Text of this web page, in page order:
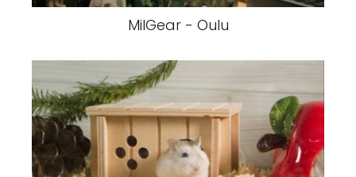
MilGear - Oulu